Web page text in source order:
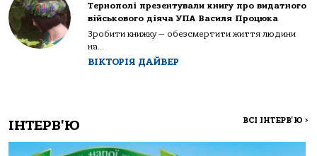
Тернополі презентували книгу про видатного
військового діяча УПА Василя Процюка
Зробити книжку — обезсмертити життя людини
на...
ВІКТОРІЯ ДАЙВЕР
ІНТЕРВ'Ю ВСІ ІНТЕРВ'Ю >